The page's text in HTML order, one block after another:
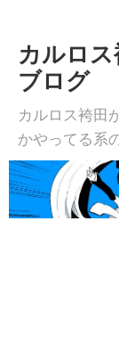
カルロ
ブログ
カルロス袴田
かやってる系